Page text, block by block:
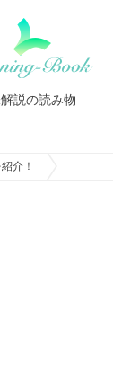
説の読み物
介！